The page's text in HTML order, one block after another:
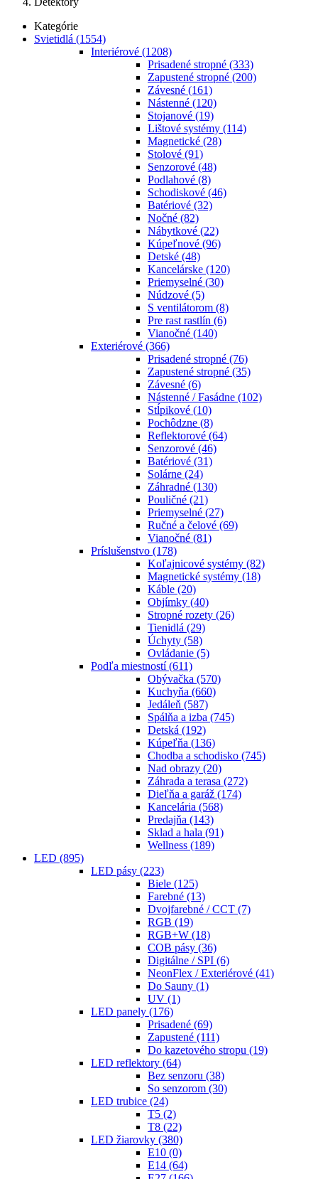
Kategórie
Svietidlá (1554)
Interiérové (1208)
Prisadené stropné (333)
Zapustené stropné (200)
Závesné (161)
Nástenné (120)
Stojanové (19)
Lištové systémy (114)
Magnetické (28)
Stolové (91)
Senzorové (48)
Podlahové (8)
Schodiskové (46)
Batériové (32)
Nočné (82)
Nábytkové (22)
Kúpeľnové (96)
Detské (48)
Kancelárske (120)
Priemyselné (30)
Núdzové (5)
S ventilátorom (8)
Pre rast rastlín (6)
Vianočné (140)
Exteriérové (366)
Prisadené stropné (76)
Zapustené stropné (35)
Závesné (6)
Nástenné / Fasádne (102)
Stĺpikové (10)
Pochôdzne (8)
Reflektorové (64)
Senzorové (46)
Batériové (31)
Solárne (24)
Záhradné (130)
Pouličné (21)
Priemyselné (27)
Ručné a čelové (69)
Vianočné (81)
Príslušenstvo (178)
Koľajnicové systémy (82)
Magnetické systémy (18)
Káble (20)
Objímky (40)
Stropné rozety (26)
Tienidlá (29)
Úchyty (58)
Ovládanie (5)
Podľa miestností(611)
Obývačka (570)
Kuchyňa (660)
Jedáleň (587)
Spálňa a izba (745)
Detská (192)
Kúpeľňa (136)
Chodba a schodisko (745)
Nad obrazy (20)
Záhrada a terasa (272)
Dieľňa a garáž (174)
Kancelária (568)
Predajňa (143)
Sklad a hala (91)
Wellness (189)
LED (895)
LED pásy (223)
Biele (125)
Farebné (13)
Dvojfarebné / CCT (7)
RGB (19)
RGB+W (18)
COB pásy (36)
Digitálne / SPI (6)
NeonFlex / Exteriérové (41)
Do Sauny (1)
UV (1)
LED panely (176)
Prisadené (69)
Zapustené (111)
Do kazetového stropu (19)
LED reflektory (64)
Bez senzoru (38)
So senzorom (30)
LED trubice (24)
T5 (2)
T8 (22)
LED žiarovky (380)
E10 (0)
E14 (64)